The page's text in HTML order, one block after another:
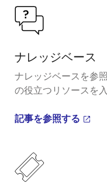
ナレッジベース
ナレッジベースを参
の役立つリソースを
記事を参照する